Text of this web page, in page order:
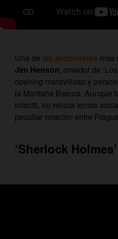
Una de las propuestas más
Jim Henson, creador de
opening maravilloso y
la Montaña Basura. Aunque
infantil, no rehuía temas
peculiar relación entre
‘Sherlock Holmes’